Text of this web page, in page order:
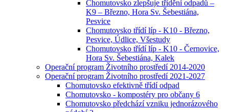
Chomutovsko zlepšuje třídění odpadů –
K9 – Březno, Hora Sv. Šebestiána,
Pesvice
Chomutovsko třídí líp - K10 - Březno,
Pesvice, Údlice, Všestudy
Chomutovsko třídí líp - K10 - Černovice,
Hora Sv. Šebestiána, Kalek
Operační program Životního prostředí 2014-2020
Operační program Životního prostředí 2021-2027
Chomutovsko efektivně třídí odpad
Chomutovsko - kompostéry pro občany 6
Chomutovsko předchází vzniku jednorázového